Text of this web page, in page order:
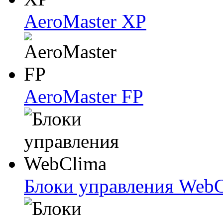
AeroMaster XP
AeroMaster FP
Блоки упрaвлeния